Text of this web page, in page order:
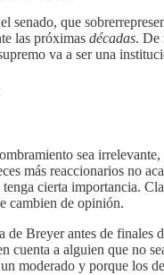
senado, que
las próximas décadas. De
va a ser una
sea
más reaccionarios no
tenga cierta importancia.
cambien de opinión.
de Breyer antes de finales
cuenta a alguien que no
moderado y porque los